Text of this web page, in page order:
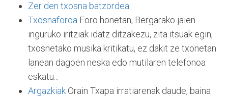
Zer den txosna batzordea
Txosnaforoa Foro honetan, Bergarako jaien
inguruko iritziak idatz ditzakezu, zita itsuak egin,
txosnetako musika kritikatu, ez dakit ze txonetan
lanean dagoen neska edo mutilaren telefonoa
eskatu...
Argazkiak Orain Txapa irratiarenak daude, baina